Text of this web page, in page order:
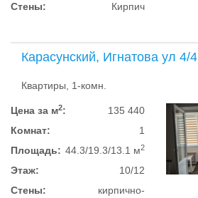
Стены:
Кирпич
Карасунский, Игнатова ул 4/4
Квартиры, 1-комн.
Цена за м2:
135 440
Комнат:
1
Площадь: 44.3/19.3/13.1 м2
Этаж:
10/12
Стены:
кирпично-